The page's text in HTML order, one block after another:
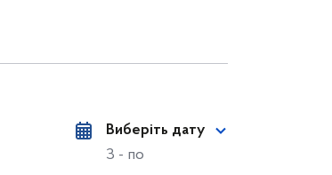
Виберіть дату
З - по